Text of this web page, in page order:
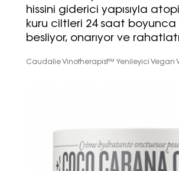
hissini giderici yapısıyla
kuru ciltleri 24 saat boyunca
besliyor, onarıyor ve
Caudalie Vinotherapist™ Yenileyici Vegan